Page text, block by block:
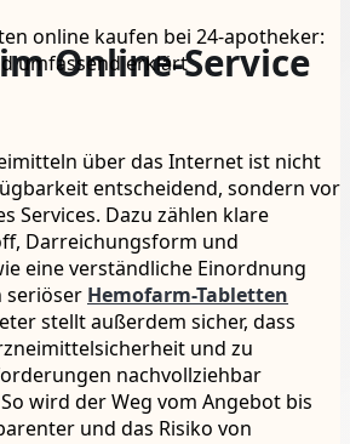
Online-Service
über das Internet ist nicht
entscheidend, sondern vor
Services. Dazu zählen klare
Darreichungsform und
eine verständliche Einordnung
seriöser Hemofarm-Tabletten
stellt außerdem sicher, dass
und zu
nachvollziehbar
wird der Weg vom Angebot bis
und das Risiko von